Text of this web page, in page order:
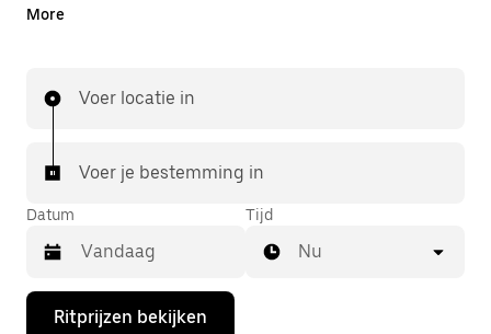
zo is, profiteer je van dezelfde 24/7 beschikbaarheid
More
Voer locatie in
Voer je bestemming in
Datum
Druk
Tijd
Nu
Ritprijzen bekijken